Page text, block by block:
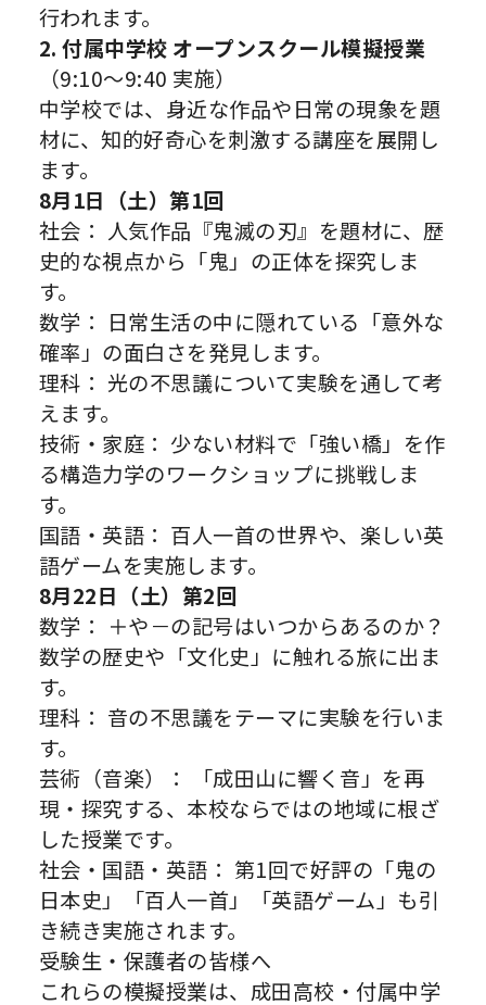
行われます。
2. 付属中学校 オープンスクール模擬授業
（9:10〜9:40 実施）
中学校では、身近な作品や日常の現象を題
材に、知的好奇心を刺激する講座を展開し
ます。
8月1日（土）第1回
社会： 人気作品『鬼滅の刃』を題材に、歴
史的な視点から「鬼」の正体を探究しま
す。
数学： 日常生活の中に隠れている「意外な
確率」の面白さを発見します。
理科： 光の不思議について実験を通して考
えます。
技術・家庭： 少ない材料で「強い橋」を作
る構造力学のワークショップに挑戦しま
す。
国語・英語： 百人一首の世界や、楽しい英
語ゲームを実施します。
8月22日（土）第2回
数学： ＋や－の記号はいつからあるのか？
数学の歴史や「文化史」に触れる旅に出ま
す。
理科： 音の不思議をテーマに実験を行いま
す。
芸術（音楽）： 「成田山に響く音」を再
現・探究する、本校ならではの地域に根ざ
した授業です。
社会・国語・英語： 第1回で好評の「鬼の
日本史」「百人一首」「英語ゲーム」も引
き続き実施されます。
受験生・保護者の皆様へ
これらの模擬授業は、成田高校・付属中学